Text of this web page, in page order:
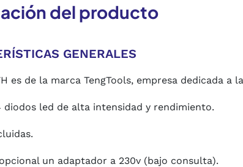
del producto
GENERALES
es de la marca TengTools, empresa dedicada
diodos led de alta intensidad y rendimiento.
un adaptador a 230v (bajo consulta).